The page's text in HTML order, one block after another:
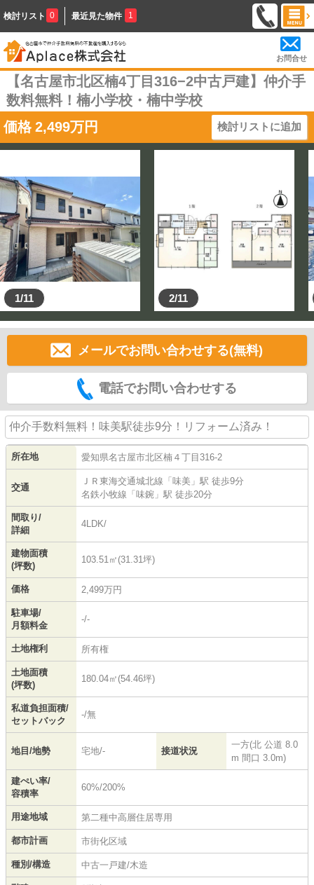
検討リスト 0 最近見た物件 1
お問合せ
【名古屋市北区楠4丁目316−2中古戸建】仲介手
数料無料！楠小学校・楠中学校
価格 2,499万円 検討リストに追加
1/11 2/11
メールでお問い合わせする(無料)
電話でお問い合わせする
仲介手数料無料！味美駅徒歩9分！リフォーム済み！
所在地 愛知県名古屋市北区楠 ４丁目316-2
交通
ＪＲ東海交通城北線 「 味美 」駅 徒歩9分
名鉄小牧線 「 味鋺 」駅 徒歩20分
間取り/
詳細
4LDK/
建物面積
(坪数)
103.51㎡(31.31坪)
価格 2,499万円
駐車場/
月額料金
-/-
土地権利 所有権
土地面積
(坪数)
180.04㎡(54.46坪)
私道負担面積/
セットバック
-/無
地目/地勢 宅地/- 接道状況
一方(北 公道 8.0
m 間口 3.0m)
建ぺい率/
容積率
60%/200%
用途地域 第二種中高層住居専用
都市計画 市街化区域
種別/構造 中古一戸建/木造